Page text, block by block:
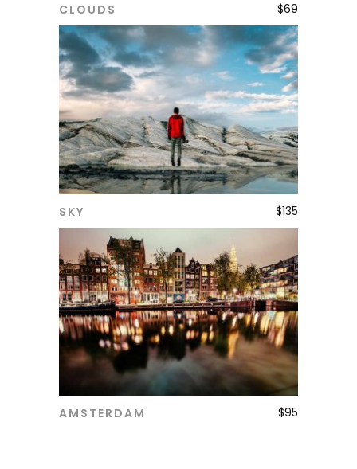
CLOUDS $69
SKY $135
ADD TO CART
AMSTERDAM $95